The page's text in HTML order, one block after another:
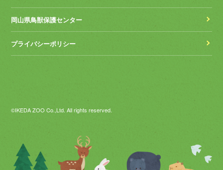
岡山県鳥獣保護センター
プライバシーポリシー
©IKEDA ZOO Co.,Ltd. All rights reserved.